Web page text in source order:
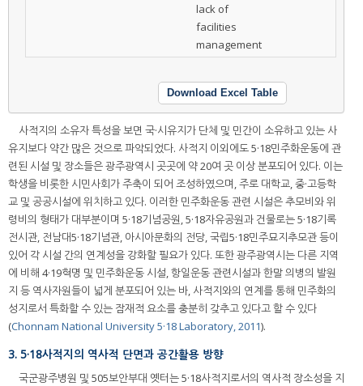
lack of
facilities
management
Download Excel Table
사적지의 소유자 특성을 보면 국·시유지가 단체 및 민간이 소유하고 있는 사
유지보다 약간 많은 것으로 파악되었다. 사적지 이외에도 5·18민주화운동에 관
련된 시설 및 장소들은 광주광역시 곳곳에 약 20여 곳 이상 분포되어 있다. 이는
학생을 비롯한 시민사회가 주축이 되어 조성하였으며, 주로 대학교, 중·고등학
교 및 공공시설에 위치하고 있다. 이러한 민주화운동 관련 시설은 추모비와 위
령비의 형태가 대부분이며 5·18기념공원, 5·18자유공원과 건물로는 5·18기록
전시관, 전남대5·18기념관, 아시아문화의 전당, 국립5·18민주묘지추모관 등이
있어 각 시설 간의 연계성을 강화할 필요가 있다. 또한 광주광역시는 다른 지역
에 비해 4·19혁명 및 민주화운동 시설, 항일운동 관련시설과 한말 의병의 발원
지 등 역사자원들이 넓게 분포되어 있는 바, 사적지와의 연계를 통해 민주화의
성지로서 특화할 수 있는 잠재적 요소를 충분히 갖추고 있다고 할 수 있다
(Chonnam National University 5·18 Laboratory, 2011).
3. 5·18사적지의 역사적 단면과 공간활용 방향
국군광주병원 및 505보안부대 옛터는 5·18사적지로서의 역사적 장소성을 지